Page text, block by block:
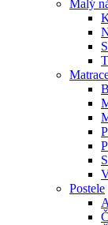
Malý
Postele